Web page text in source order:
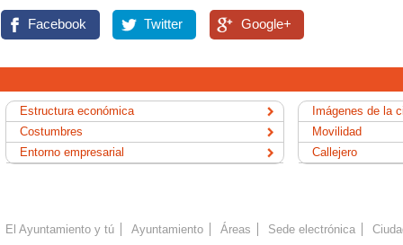
Facebook Twitter Google+
Estructura económica
Costumbres
Entorno empresarial
Imágenes de la
Movilidad
Callejero
El Ayuntamiento y tú Ayuntamiento Áreas Sede electrónica